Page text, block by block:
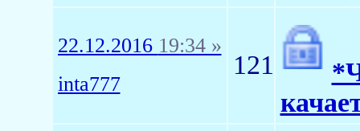
22.12.2016 19:34 »
inta777
121